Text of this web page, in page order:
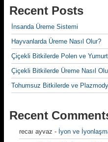
Recent Posts
İnsanda Üreme Sistemi
Hayvanlarda Üreme Nasıl Olur?
Çiçekli Bitkilerde Polen ve
Çiçekli Bitkilerde Üreme Nasıl
Tohumsuz Bitkilerde ve
Recent
recaı ayvaz - İyon ve